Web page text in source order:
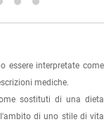
stato di lavorazione
e-mail.
vendita
essere interpretate come
mediche.
sostituti di una dieta
di uno stile di vita